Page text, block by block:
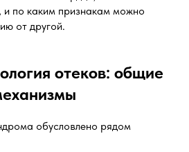
и по каким признакам можно
от другой.
отеков: общие
обусловлено рядом